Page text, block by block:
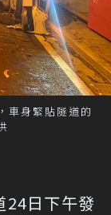
車身緊貼隧道的
24日下午發